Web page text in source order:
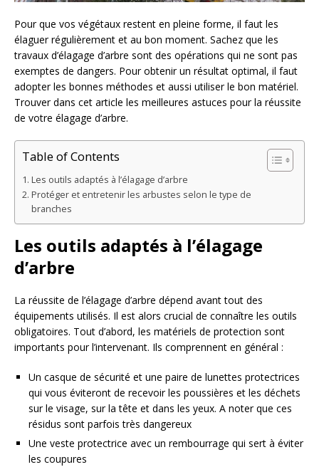
Pour que vos végétaux restent en pleine forme, il faut les
élaguer régulièrement et au bon moment. Sachez que les
travaux d’élagage d’arbre sont des opérations qui ne sont pas
exemptes de dangers. Pour obtenir un résultat optimal, il faut
adopter les bonnes méthodes et aussi utiliser le bon matériel.
Trouver dans cet article les meilleures astuces pour la réussite
de votre élagage d’arbre.
Table of Contents
Les outils adaptés à l’élagage d’arbre
Protéger et entretenir les arbustes selon le type de
branches
Les outils adaptés à l’élagage
d’arbre
La réussite de l’élagage d’arbre dépend avant tout des
équipements utilisés. Il est alors crucial de connaître les outils
obligatoires. Tout d’abord, les matériels de protection sont
importants pour l’intervenant. Ils comprennent en général :
Un casque de sécurité et une paire de lunettes protectrices
qui vous éviteront de recevoir les poussières et les déchets
sur le visage, sur la tête et dans les yeux. A noter que ces
résidus sont parfois très dangereux
Une veste protectrice avec un rembourrage qui sert à éviter
les coupures